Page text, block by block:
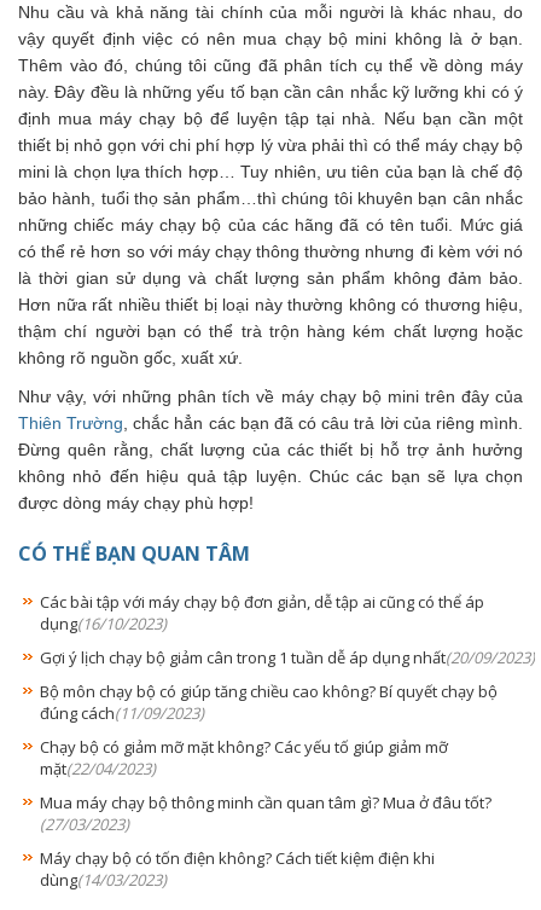
Nhu cầu và khả năng tài chính của mỗi người là khác nhau, do
vậy quyết định việc có nên mua chạy bộ mini không là ở bạn.
Thêm vào đó, chúng tôi cũng đã phân tích cụ thể về dòng máy
này. Đây đều là những yếu tố bạn cần cân nhắc kỹ lưỡng khi có ý
định mua máy chạy bộ để luyện tập tại nhà. Nếu bạn cần một
thiết bị nhỏ gọn với chi phí hợp lý vừa phải thì có thể máy chạy bộ
mini là chọn lựa thích hợp… Tuy nhiên, ưu tiên của bạn là chế độ
bảo hành, tuổi thọ sản phẩm…thì chúng tôi khuyên bạn cân nhắc
những chiếc máy chạy bộ của các hãng đã có tên tuổi. Mức giá
có thể rẻ hơn so với máy chạy thông thường nhưng đi kèm với nó
là thời gian sử dụng và chất lượng sản phẩm không đảm bảo.
Hơn nữa rất nhiều thiết bị loại này thường không có thương hiệu,
thậm chí người bạn có thể trà trộn hàng kém chất lượng hoặc
không rõ nguồn gốc, xuất xứ.
Như vậy, với những phân tích về máy chạy bộ mini trên đây của
Thiên Trường , chắc hẳn các bạn đã có câu trả lời của riêng mình.
Đừng quên rằng, chất lượng của các thiết bị hỗ trợ ảnh hưởng
không nhỏ đến hiệu quả tập luyện. Chúc các bạn sẽ lựa chọn
được dòng máy chạy phù hợp!
CÓ THỂ BẠN QUAN TÂM
Các bài tập với máy chạy bộ đơn giản, dễ tập ai cũng có thể áp
dụng(16/10/2023)
Gợi ý lịch chạy bộ giảm cân trong 1 tuần dễ áp dụng nhất(20/09/2023)
Bộ môn chạy bộ có giúp tăng chiều cao không? Bí quyết chạy bộ
đúng cách(11/09/2023)
Chạy bộ có giảm mỡ mặt không? Các yếu tố giúp giảm mỡ
mặt(22/04/2023)
Mua máy chạy bộ thông minh cần quan tâm gì? Mua ở đâu tốt?
(27/03/2023)
Máy chạy bộ có tốn điện không? Cách tiết kiệm điện khi
dùng(14/03/2023)